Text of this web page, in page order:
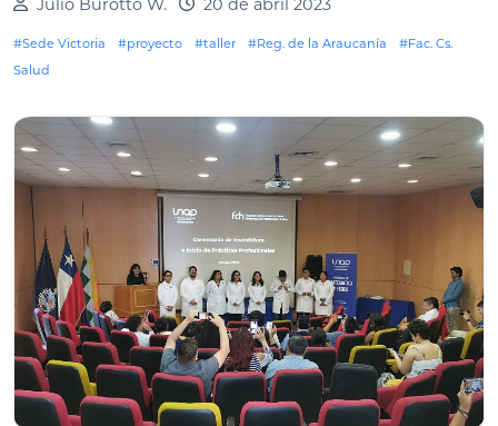
Julio Burotto W. 20 de abril 2023
#Sede Victoria #proyecto #taller #Reg. de la Araucanía
#Fac. Cs.
Salud